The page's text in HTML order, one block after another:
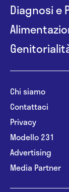
Diagnosi e
Chi siamo
Contattaci
Privacy
Modello 231
Advertising
Media Partner